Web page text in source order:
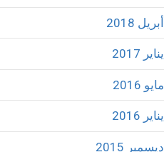
أبريل 2018
يناير 2017
مايو 2016
يناير 2016
ديسمبر 2015